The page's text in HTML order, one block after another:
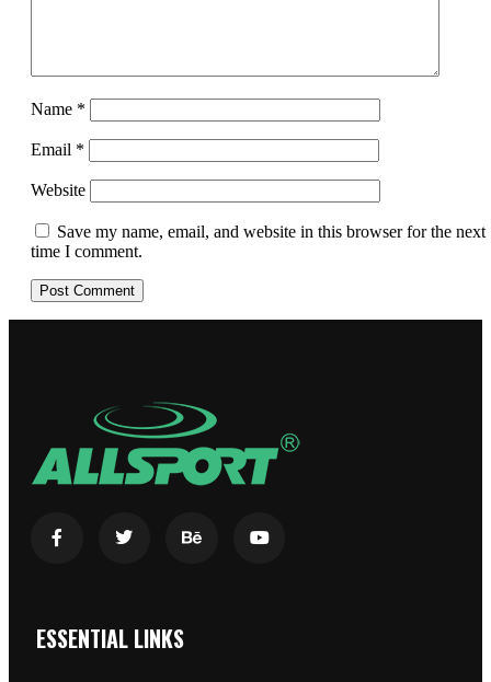
Name *
Email *
Website
Save my name, email, and website in this browser for the next
time I comment.
ESSENTIAL LINKS